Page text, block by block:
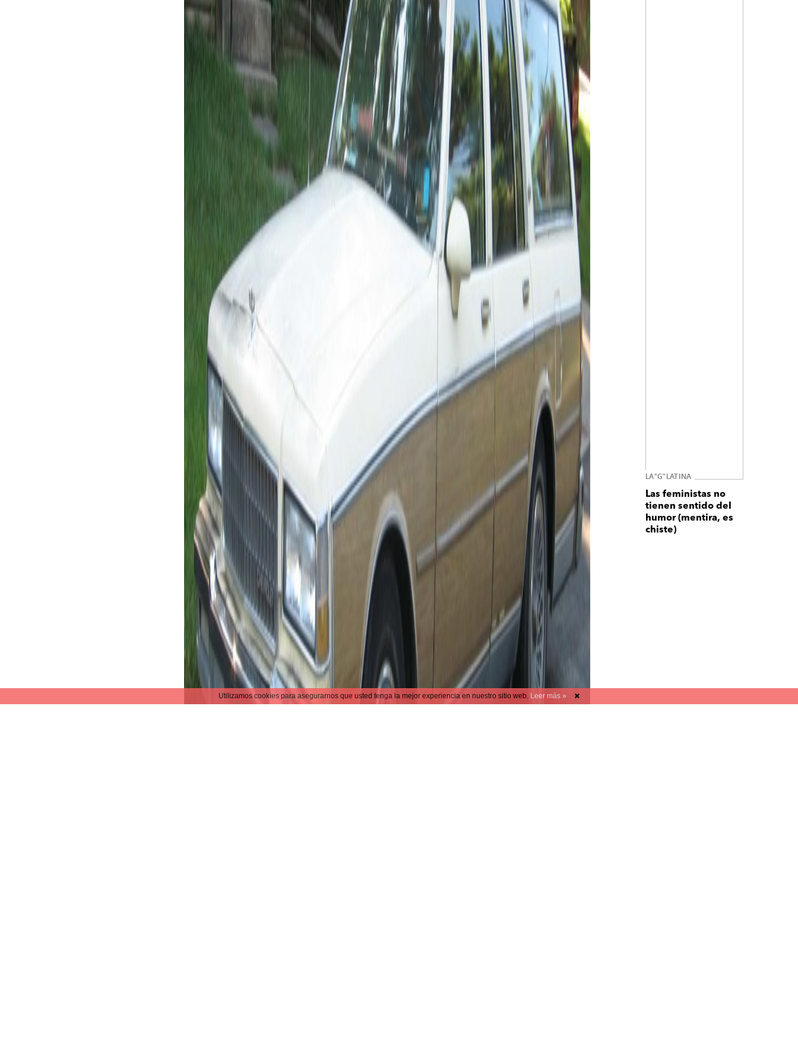
LA"G"LATINA
Las feministas no
tienen sentido del
humor (mentira, es
chiste)
Utilizamos cookies para asegurarnos que usted tenga la mejor experiencia en nuestro sitio web. Leer más »